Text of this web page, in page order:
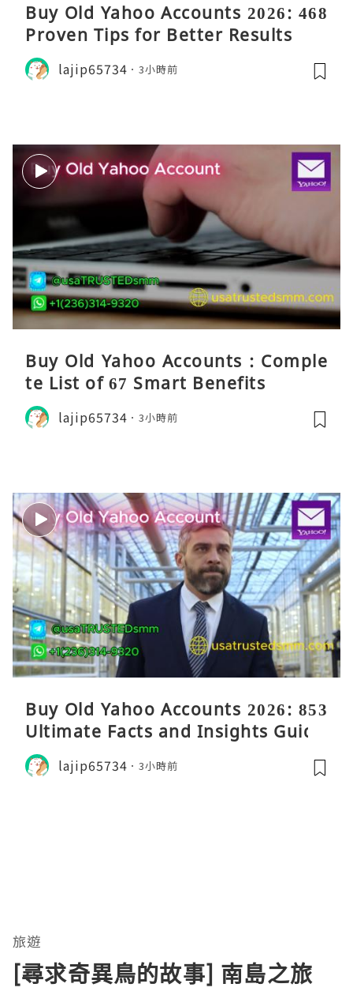
Buy Old Yahoo Accounts 2026: 468
Proven Tips for Better Results
lajip65734 3小時前
Buy Old Yahoo Accounts : Comple
te List of 67 Smart Benefits
lajip65734 3小時前
Buy Old Yahoo Accounts 2026: 853
Ultimate Facts and Insights Guide
lajip65734 3小時前
旅遊
[尋求奇異鳥的故事] 南島之旅